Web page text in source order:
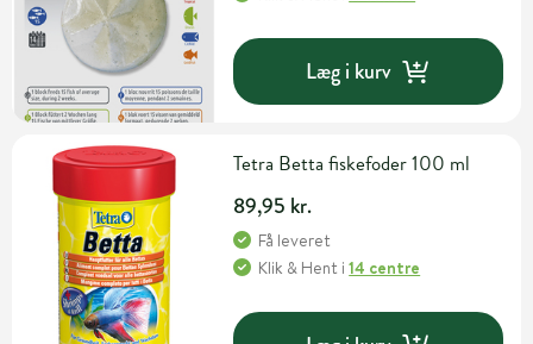
Læg i kurv
Tetra Betta fiskefoder 100 ml
89,95 kr.
Få leveret
Klik & Hent i14 centre